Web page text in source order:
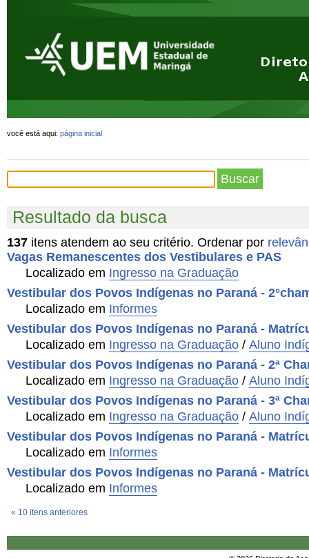
você está aqui: página inicial
Resultado da busca
137 itens atendem ao seu critério. Ordenar por
Vagas Remanescentes dos Vestibulares e PAS
Localizado em Ingresso na Graduação
Vestibular dos Povos Indígenas no Paraná -
Localizado em Informes
Vestibular dos Povos Indígenas no Paraná -
Localizado em Ingresso na Graduação / Aluno
Vestibular dos Povos Indígenas no Paraná - 2ª
Localizado em Ingresso na Graduação / Aluno
Vestibular dos Povos Indígenas no Paraná - 3ª
Localizado em Ingresso na Graduação / Aluno
Vestibular dos Povos Indígenas no Paraná -
Localizado em Informes
Vestibular dos Povos Indígenas no Paraná -
Localizado em Informes
« 10 itens anteriores